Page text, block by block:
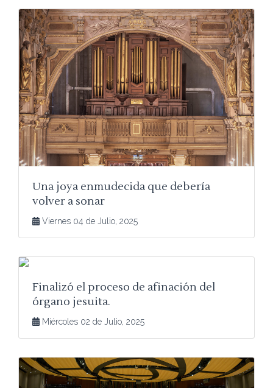
Una joya enmudecida que debería
volver a sonar
Viernes 04 de Julio, 2025
Finalizó el proceso de afinación del
órgano jesuita.
Miércoles 02 de Julio, 2025